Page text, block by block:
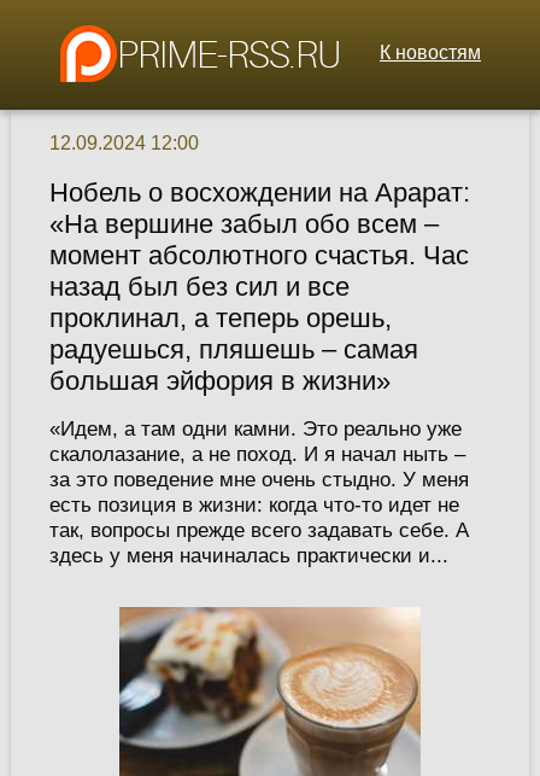
К новостям
12.09.2024 12:00
Нобель о восхождении на Арарат:
«На вершине забыл обо всем –
момент абсолютного счастья. Час
назад был без сил и все
проклинал, а теперь орешь,
радуешься, пляшешь – самая
большая эйфория в жизни»
«Идем, а там одни камни. Это реально уже
скалолазание, а не поход. И я начал ныть –
за это поведение мне очень стыдно. У меня
есть позиция в жизни: когда что-то идет не
так, вопросы прежде всего задавать себе. А
здесь у меня начиналась практически и...